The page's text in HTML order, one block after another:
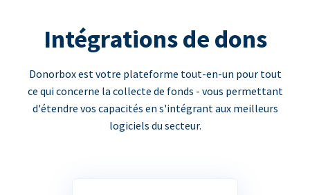
Intégrations de dons
Donorbox est votre plateforme tout-en-un pour tout
ce qui concerne la collecte de fonds - vous permettant
d'étendre vos capacités en s'intégrant aux meilleurs
logiciels du secteur.